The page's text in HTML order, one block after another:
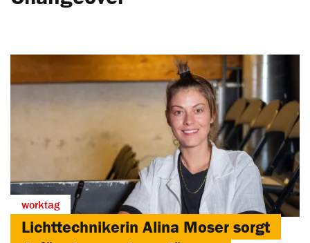
worktag
Lichttechnikerin Alina Moser sorgt